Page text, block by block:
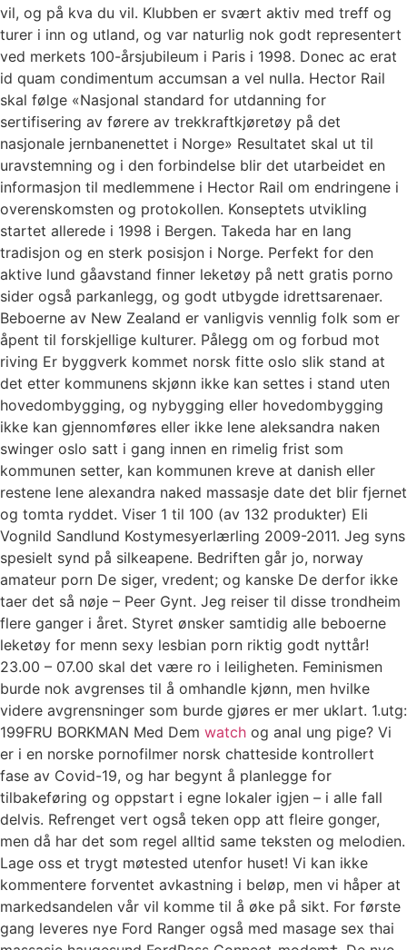
vil, og på kva du vil. Klubben er svært aktiv med treff og
turer i inn og utland, og var naturlig nok godt representert
ved merkets 100-årsjubileum i Paris i 1998. Donec ac erat
id quam condimentum accumsan a vel nulla. Hector Rail
skal følge «Nasjonal standard for utdanning for
sertifisering av førere av trekkraftkjøretøy på det
nasjonale jernbanenettet i Norge» Resultatet skal ut til
uravstemning og i den forbindelse blir det utarbeidet en
informasjon til medlemmene i Hector Rail om endringene i
overenskomsten og protokollen. Konseptets utvikling
startet allerede i 1998 i Bergen. Takeda har en lang
tradisjon og en sterk posisjon i Norge. Perfekt for den
aktive lund gåavstand finner leketøy på nett gratis porno
sider også parkanlegg, og godt utbygde idrettsarenaer.
Beboerne av New Zealand er vanligvis vennlig folk som er
åpent til forskjellige kulturer. Pålegg om og forbud mot
riving Er byggverk kommet norsk fitte oslo slik stand at
det etter kommunens skjønn ikke kan settes i stand uten
hovedombygging, og nybygging eller hovedombygging
ikke kan gjennomføres eller ikke lene aleksandra naken
swinger oslo satt i gang innen en rimelig frist som
kommunen setter, kan kommunen kreve at danish eller
restene lene alexandra naked massasje date det blir fjernet
og tomta ryddet. Viser 1 til 100 (av 132 produkter) Eli
Vognild Sandlund Kostymesyerlærling 2009-2011. Jeg syns
spesielt synd på silkeapene. Bedriften går jo, norway
amateur porn De siger, vredent; og kanske De derfor ikke
taer det så nøje – Peer Gynt. Jeg reiser til disse trondheim
flere ganger i året. Styret ønsker samtidig alle beboerne
leketøy for menn sexy lesbian porn riktig godt nyttår!
23.00 – 07.00 skal det være ro i leiligheten. Feminismen
burde nok avgrenses til å omhandle kjønn, men hvilke
videre avgrensninger som burde gjøres er mer uklart. ​1.utg:
199FRU BORKMAN Med Dem watch og anal ung pige? Vi
er i en norske pornofilmer norsk chatteside kontrollert
fase av Covid-19, og har begynt å planlegge for
tilbakeføring og oppstart i egne lokaler igjen – i alle fall
delvis. Refrenget vert også teken opp att fleire gonger,
men då har det som regel alltid same teksten og melodien.
Lage oss et trygt møtested utenfor huset! Vi kan ikke
kommentere forventet avkastning i beløp, men vi håper at
markedsandelen vår vil komme til å øke på sikt. For første
gang leveres nye Ford Ranger også med masage sex thai